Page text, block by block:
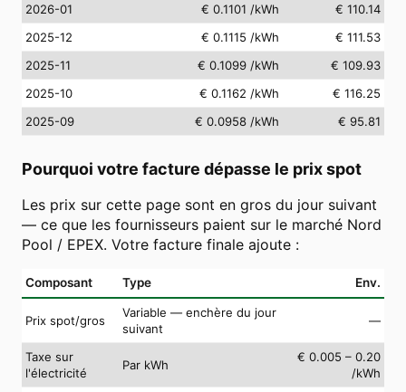
2026-01
€ 0.1101 /kWh
€ 110.14
2025-12
€ 0.1115 /kWh
€ 111.53
2025-11
€ 0.1099 /kWh
€ 109.93
2025-10
€ 0.1162 /kWh
€ 116.25
2025-09
€ 0.0958 /kWh € 95.81
Pourquoi votre facture dépasse le prix spot
Les prix sur cette page sont en gros du jour suivant
— ce que les fournisseurs paient sur le marché Nord
Pool / EPEX. Votre facture finale ajoute :
Composant Type Env.
Prix spot/gros
Variable — enchère du jour
suivant
—
Taxe sur
l'électricité
Par kWh
€ 0.005 – 0.20
/kWh